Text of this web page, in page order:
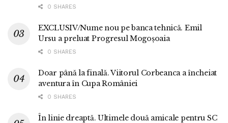
0 SHARES
EXCLUSIV/Nume nou pe banca tehnică. Emil
Ursu a preluat Progresul Mogoșoaia
0 SHARES
Doar până la finală. Viitorul Corbeanca a încheiat
aventura în Cupa României
0 SHARES
În linie dreaptă. Ultimele două amicale pentru SC